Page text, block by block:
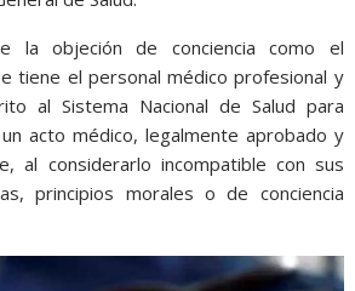
la objeción de conciencia como el
tiene el personal médico profesional y
al Sistema Nacional de Salud para
acto médico, legalmente aprobado y
al considerarlo incompatible con sus
principios morales o de conciencia